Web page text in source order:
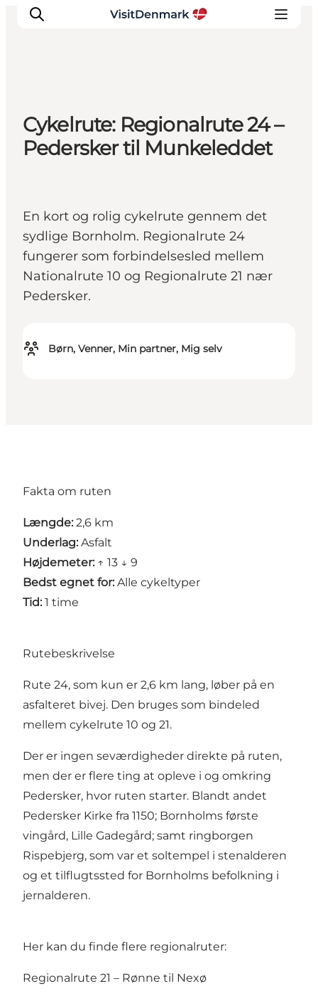
Inspiration
Destinationer
Oplevelser
Cykelrute: Regionalrute 24 –
Pedersker til Munkeleddet
En kort og rolig cykelrute gennem det
sydlige Bornholm. Regionalrute 24
fungerer som forbindelsesled mellem
Nationalrute 10 og Regionalrute 21 nær
Pedersker.
Børn, Venner, Min partner, Mig selv
Fakta om ruten
Længde: 2,6 km
Underlag: Asfalt
Højdemeter: ↑ 13 ↓ 9
Bedst egnet for: Alle cykeltyper
Tid: 1 time
Rutebeskrivelse
Rute 24, som kun er 2,6 km lang, løber på en
asfalteret bivej. Den bruges som bindeled
mellem cykelrute 10 og 21.
Der er ingen seværdigheder direkte på ruten,
men der er flere ting at opleve i og omkring
Pedersker, hvor ruten starter. Blandt andet
Pedersker Kirke fra 1150; Bornholms første
vingård, Lille Gadegård; samt ringborgen
Rispebjerg, som var et soltempel i stenalderen
og et tilflugtssted for Bornholms befolkning i
jernalderen.
Her kan du finde flere regionalruter:
Regionalrute 21 – Rønne til Nexø